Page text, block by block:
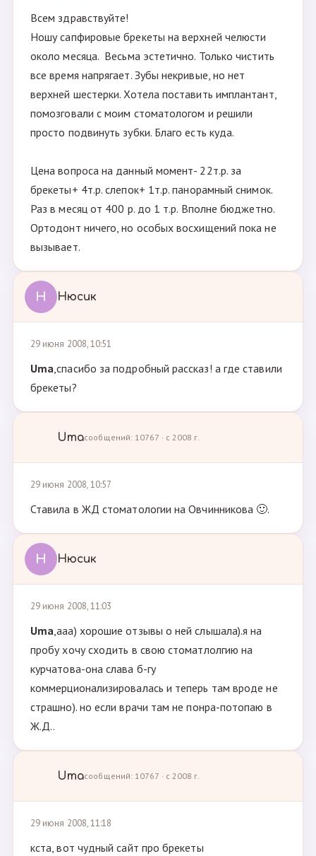
Всем здравствуйте!
Ношу сапфировые брекеты на верхней челюсти
около месяца. Весьма эстетично. Только чистить
все время напрягает. Зубы некривые, но нет
верхней шестерки. Хотела поставить имплантант,
помозговали с моим стоматологом и решили
просто подвинуть зубки. Благо есть куда.
Цена вопроса на данный момент- 22т.р. за
брекеты+ 4т.р. слепок+ 1т.р. панорамный снимок.
Раз в месяц от 400 р. до 1 т.р. Вполне бюджетно.
Ортодонт ничего, но особых восхищений пока не
вызывает.
Н Нюсик
29 июня 2008, 10:51
Uma,спасибо за подробный рассказ! а где ставили
брекеты?
Umaсообщений: 10767 · с 2008 г.
29 июня 2008, 10:57
Ставила в ЖД стоматологии на Овчинникова 🙂.
Н Нюсик
29 июня 2008, 11:03
Uma,ааа) хорошие отзывы о ней слышала).я на
пробу хочу сходить в свою стоматлолгию на
курчатова-она слава б-гу
коммерционализировалась и теперь там вроде не
страшно). но если врачи там не понра-потопаю в
Ж.Д..
Umaсообщений: 10767 · с 2008 г.
29 июня 2008, 11:18
кста, вот чудный сайт про брекеты